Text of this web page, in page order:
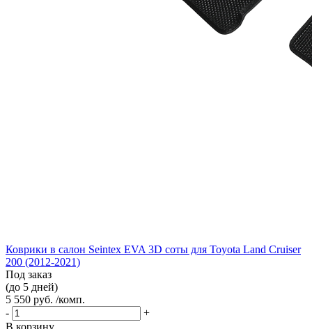
Коврики в салон Seintex EVA 3D соты для Toyota Land Cruiser
200 (2012-2021)
Под заказ
(до 5 дней)
5 550 руб. /комп.
-
+
В корзину